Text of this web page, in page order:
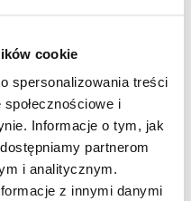
cookie
spersonalizowania treści
i
Informacje o tym, jak
partnerom
i analitycznym.
z innymi danymi